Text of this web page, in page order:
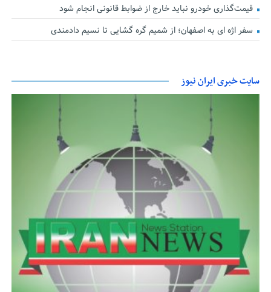
قیمت‌گذاری خودرو نباید خارج از ضوابط قانونی انجام شود
سفر اژه ای به اصفهان؛ از شمیم گره گشایی تا نسیم دادمندی
سایت خبری ایران نیوز